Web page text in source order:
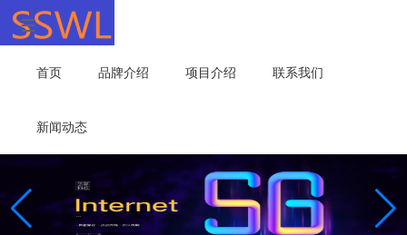
首页 品牌介绍 项目介绍 联系我们
新闻动态